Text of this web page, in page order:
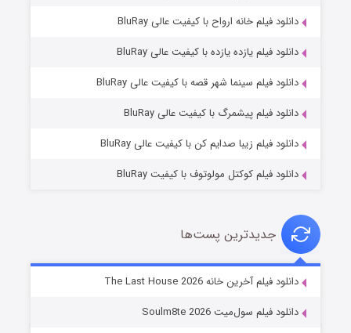
شوگر فصل ۲
دانلود فیلم خانه ارواح با کیفیت عالی BluRay
دانلود فیلم یازده یازده با کیفیت عالی BluRay
دانلود فیلم سینما شهر قصه با کیفیت عالی BluRay
دانلود فیلم پیشمرگ با کیفیت عالی BluRay
دانلود فیلم زیبا صدایم کن با کیفیت عالی BluRay
دانلود فیلم کوکتل مولوتوف با کیفیت BluRay
جدیدترین پست‌ها
دانلود فیلم آخرین خانه The Last House 2026
دانلود فیلم سول‌میت Soulm8te 2026